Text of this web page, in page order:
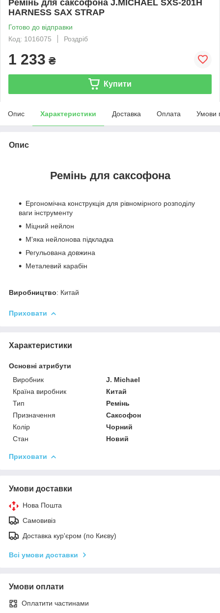
Ремінь для саксофона J.MICHAEL SXS-201H
HARNESS SAX STRAP
Готово до відправки
Код: 1016075
Роздріб
1 233 ₴
Купити
Опис Характеристики Доставка Оплата Умови
Опис
Ремінь для саксофона
Ергономічна конструкція для рівномірного розподілу
ваги інструменту
Міцний нейлон
М'яка нейлонова підкладка
Регульована довжина
Металевий карабін
Виробництво: Китай
Приховати
Характеристики
Основні атрибути
Виробник
J. Michael
Країна виробник
Китай
Тип
Ремінь
Призначення
Саксофон
Колір
Чорний
Стан
Новий
Приховати
Умови доставки
Нова Пошта
Самовивіз
Доставка кур'єром (по Києву)
Всі умови доставки
Умови оплати
Оплатити частинами